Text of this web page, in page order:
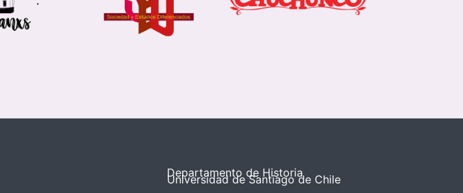
Departamento de Historia
Universidad de Santiago de Chile